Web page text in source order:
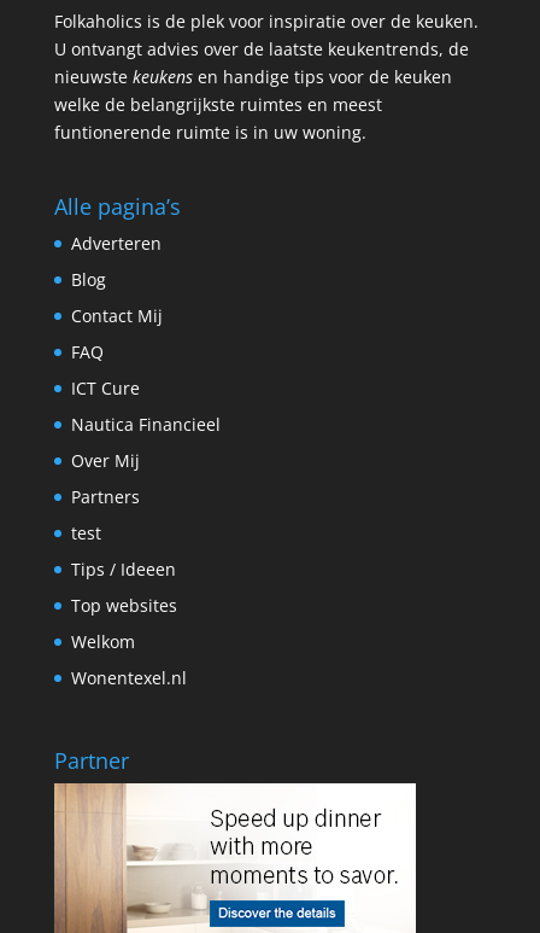
Folkaholics is de plek voor inspiratie over de keuken.
U ontvangt advies over de laatste keukentrends, de
nieuwste keukensen handige tips voor de keuken
welke de belangrijkste ruimtes en meest
funtionerende ruimte is in uw woning.
Alle pagina’s
Adverteren
Blog
Contact Mij
FAQ
ICT Cure
Nautica Financieel
Over Mij
Partners
test
Tips / Ideeen
Top websites
Welkom
Wonentexel.nl
Partner